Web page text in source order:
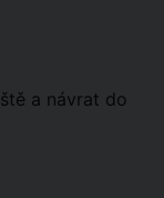
a návrat do